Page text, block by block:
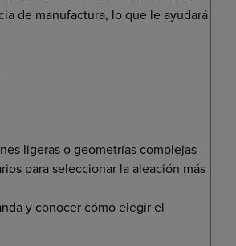
de manufactura, lo que le ayudará
ligeras o geometrías complejas
para seleccionar la aleación más
y conocer cómo elegir el